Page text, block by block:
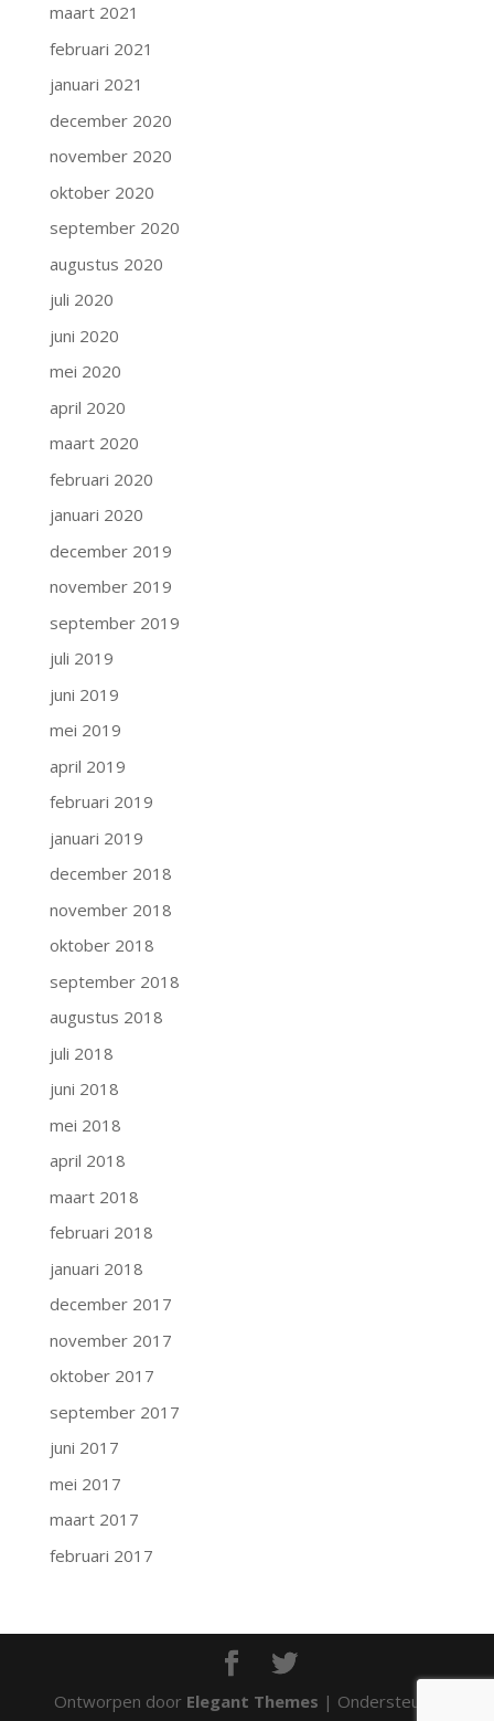
maart 2021
februari 2021
januari 2021
december 2020
november 2020
oktober 2020
september 2020
augustus 2020
juli 2020
juni 2020
mei 2020
april 2020
maart 2020
februari 2020
januari 2020
december 2019
november 2019
september 2019
juli 2019
juni 2019
mei 2019
april 2019
februari 2019
januari 2019
december 2018
november 2018
oktober 2018
september 2018
augustus 2018
juli 2018
juni 2018
mei 2018
april 2018
maart 2018
februari 2018
januari 2018
december 2017
november 2017
oktober 2017
september 2017
juni 2017
mei 2017
maart 2017
februari 2017
Ontworpen door Elegant Themes | Ondersteund